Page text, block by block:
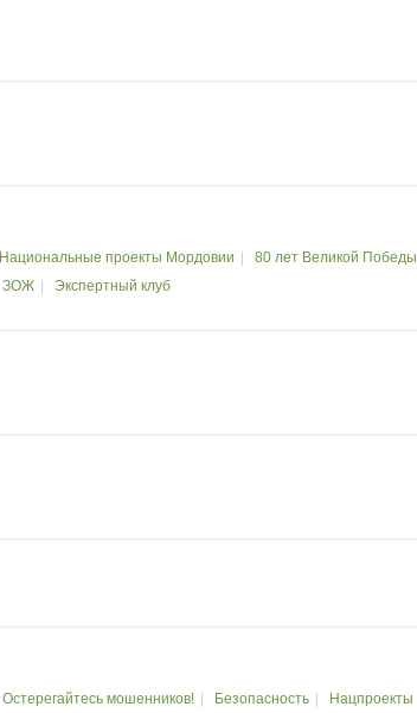
Национальные проекты Мордовии 80 лет Великой Победы
ЗОЖ Экспертный клуб
Остерегайтесь мошенников! Безопасность Нацпроекты